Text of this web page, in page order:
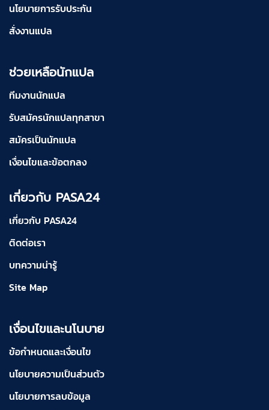
นโยบายการรับประกัน
สั่งงานแปล
ช่วยเหลือนักแปล
ทีมงานนักแปล
รับสมัครนักแปลทุกสาขา
สมัครเป็นนักแปล
เงื่อนไขและข้อตกลง
เกี่ยวกับ PASA24
เกี่ยวกับ PASA24
ติดต่อเรา
บทความน่ารู้
Site Map
เงื่อนไขและนโนบาย
ข้อกำหนดและเงื่อนไข
นโยบายความเป็นส่วนตัว
นโยบายการลบข้อมูล